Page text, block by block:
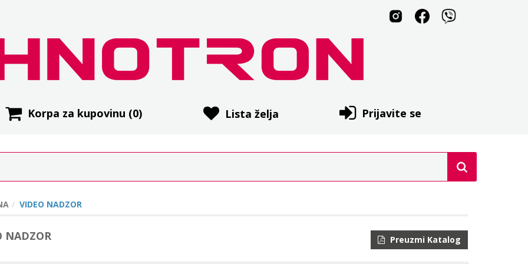
Korpa za kupovinu (0) Lista želja Prijavite se
VIDEO NADZOR
NADZOR Preuzmi Katalog